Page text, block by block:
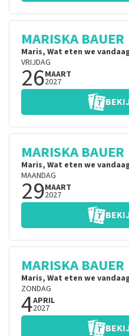
MARISKA BAUER
Maris, Wat eten we
VRIJDAG
26MAART
2027
MARISKA BAUER
Maris, Wat eten we
MAANDAG
29MAART
2027
MARISKA BAUER
Maris, Wat eten we
ZONDAG
4APRIL
2027